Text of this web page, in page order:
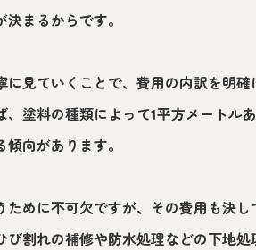
まるからです。
見ていくことで、費用の内訳を明
塗料の種類によって1平方メートル
向があります。
めに不可欠ですが、その費用も決
割れの補修や防水処理などの下地